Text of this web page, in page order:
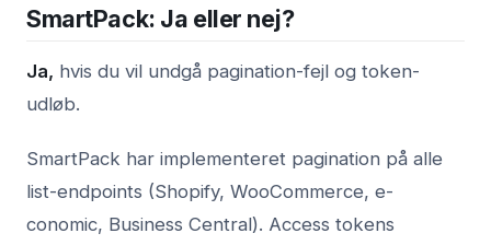
SmartPack: Ja eller nej?
Ja, hvis du vil undgå pagination-fejl og token-
udløb.
SmartPack har implementeret pagination på alle
list-endpoints (Shopify, WooCommerce, e-
conomic, Business Central). Access tokens